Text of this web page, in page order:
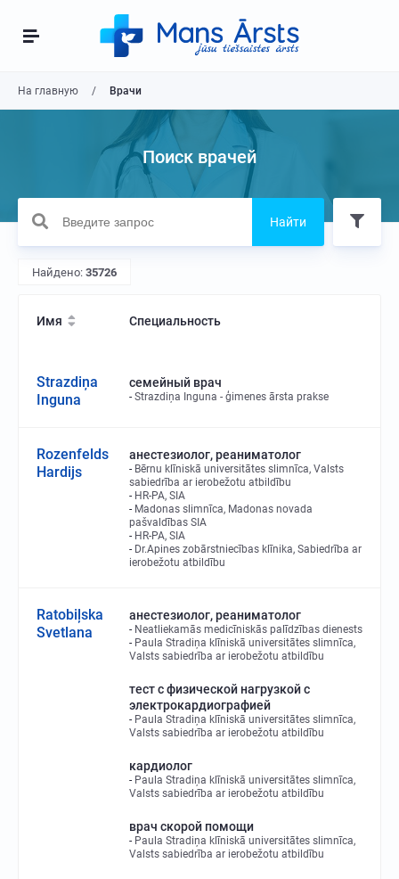
На главную Врачи
Поиск врачей
Найти
Найдено: 35726
Имя Специальность
Strazdiņa
Inguna
семейный врач
Strazdiņa Inguna - ģimenes ārsta prakse
Rozenfelds
Hardijs
анестезиолог, реаниматолог
Bērnu klīniskā universitātes slimnīca, Valsts
sabiedrība ar ierobežotu atbildību
HR-PA, SIA
Madonas slimnīca, Madonas novada
pašvaldības SIA
HR-PA, SIA
Dr.Apines zobārstniecības klīnika, Sabiedrība ar
ierobežotu atbildību
Ratobiļska
Svetlana
анестезиолог, реаниматолог
Neatliekamās medicīniskās palīdzības dienests
Paula Stradiņa klīniskā universitātes slimnīca,
Valsts sabiedrība ar ierobežotu atbildību
тест с физической нагрузкой с
электрокардиографией
Paula Stradiņa klīniskā universitātes slimnīca,
Valsts sabiedrība ar ierobežotu atbildību
кардиолог
Paula Stradiņa klīniskā universitātes slimnīca,
Valsts sabiedrība ar ierobežotu atbildību
врач скорой помощи
Paula Stradiņa klīniskā universitātes slimnīca,
Valsts sabiedrība ar ierobežotu atbildību